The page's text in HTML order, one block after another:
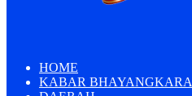
HOME
KABAR BHAYANGKARA